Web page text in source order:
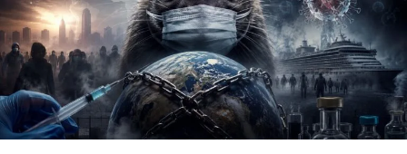
Feed dei commenti
WordPress.org